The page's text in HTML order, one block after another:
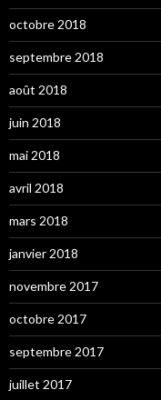
octobre 2018
septembre 2018
août 2018
juin 2018
mai 2018
avril 2018
mars 2018
janvier 2018
novembre 2017
octobre 2017
septembre 2017
juillet 2017